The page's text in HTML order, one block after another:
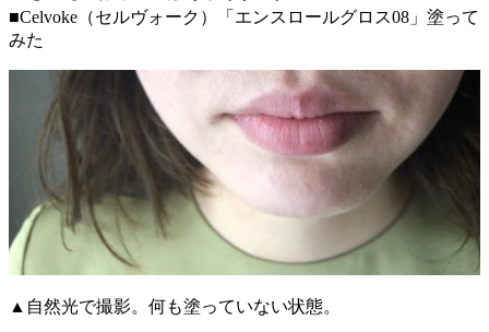
■Celvoke（セルヴォーク）「エンスロールグロス08」塗って
みた
▲自然光で撮影。何も塗っていない状態。